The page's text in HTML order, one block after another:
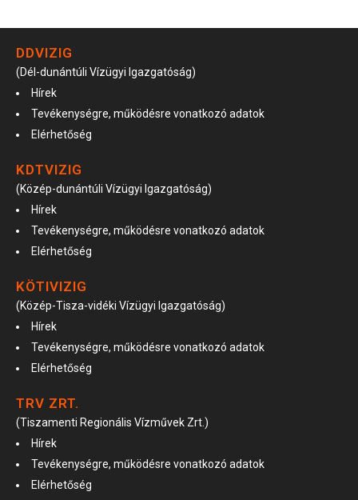
DDVIZIG
(Dél-dunántúli Vízügyi Igazgatóság)
Hírek
Tevékenységre, működésre vonatkozó adatok
Elérhetőség
KDTVIZIG
(Közép-dunántúli Vízügyi Igazgatóság)
Hírek
Tevékenységre, működésre vonatkozó adatok
Elérhetőség
KÖTIVIZIG
(Közép-Tisza-vidéki Vízügyi Igazgatóság)
Hírek
Tevékenységre, működésre vonatkozó adatok
Elérhetőség
TRV ZRT.
(Tiszamenti Regionális Vízművek Zrt.)
Hírek
Tevékenységre, működésre vonatkozó adatok
Elérhetőség